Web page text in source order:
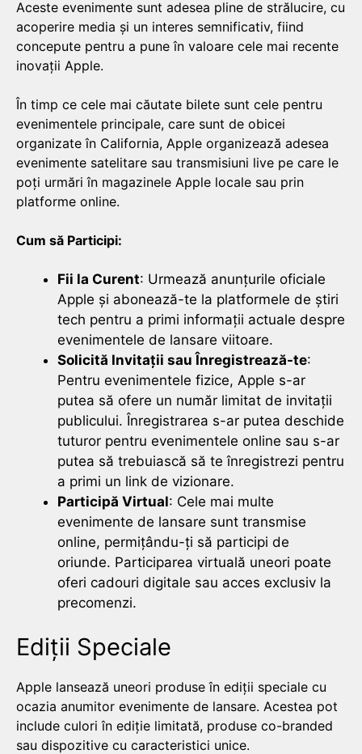
Aceste evenimente sunt adesea pline de strălucire, cu
acoperire media și un interes semnificativ, fiind
concepute pentru a pune în valoare cele mai recente
inovații Apple.
În timp ce cele mai căutate bilete sunt cele pentru
evenimentele principale, care sunt de obicei
organizate în California, Apple organizează adesea
evenimente satelitare sau transmisiuni live pe care le
poți urmări în magazinele Apple locale sau prin
platforme online.
Cum să Participi:
Fii la Curent: Urmează anunțurile oficiale
Apple și abonează-te la platformele de știri
tech pentru a primi informații actuale despre
evenimentele de lansare viitoare.
Solicită Invitații sau Înregistrează-te:
Pentru evenimentele fizice, Apple s-ar
putea să ofere un număr limitat de invitații
publicului. Înregistrarea s-ar putea deschide
tuturor pentru evenimentele online sau s-ar
putea să trebuiască să te înregistrezi pentru
a primi un link de vizionare.
Participă Virtual: Cele mai multe
evenimente de lansare sunt transmise
online, permițându-ți să participi de
oriunde. Participarea virtuală uneori poate
oferi cadouri digitale sau acces exclusiv la
precomenzi.
Ediții Speciale
Apple lansează uneori produse în ediții speciale cu
ocazia anumitor evenimente de lansare. Acestea pot
include culori în ediție limitată, produse co-branded
sau dispozitive cu caracteristici unice.